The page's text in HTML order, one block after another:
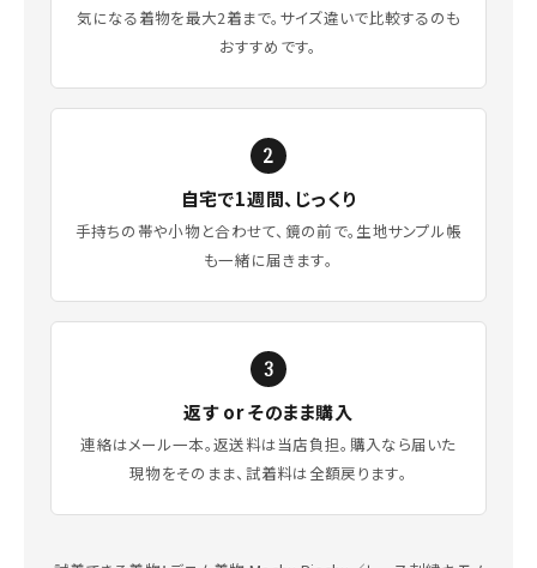
気になる着物を最大2着まで。サイズ違いで比較するのも
おすすめです。
自宅で1週間、じっくり
手持ちの帯や小物と合わせて、鏡の前で。生地サンプル帳
も一緒に届きます。
返す or そのまま購入
連絡はメール一本。返送料は当店負担。購入なら届いた
現物をそのまま、試着料は全額戻ります。